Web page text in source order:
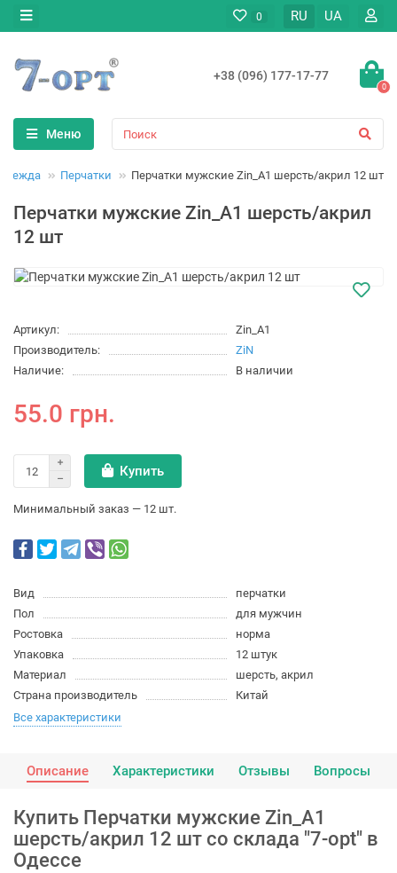
0 RU UA
+38 (096) 177-17-77
0
Меню
Перчатки Перчатки мужские Zin_A1 шерсть/акрил 12 шт
Перчатки мужские Zin_A1 шерсть/акрил
12 шт
Артикул:
Zin_A1
Производитель:
ZiN
Наличие:
В наличии
55.0 грн.
Купить
Минимальный заказ — 12 шт.
Вид
перчатки
Пол
для мужчин
Ростовка
норма
Упаковка
12 штук
Материал
шерсть, акрил
Страна производитель
Китай
Все характеристики
Описание Характеристики Отзывы Вопросы
Купить Перчатки мужские Zin_A1
шерсть/акрил 12 шт со склада "7-opt" в
Одессе